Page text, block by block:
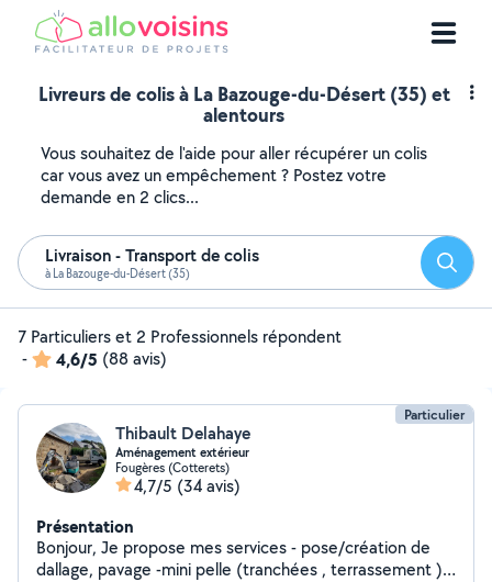
Livreurs de colis à La Bazouge-du-Désert (35) et
alentours
Vous souhaitez de l'aide pour aller récupérer un colis
car vous avez un empêchement ? Postez votre
demande en 2 clics...
Livraison - Transport de colis
à La Bazouge-du-Désert (35)
7 Particuliers et 2 Professionnels répondent
-
4,6/5 (88 avis)
Particulier
Thibault Delahaye
Aménagement extérieur
Fougères (Cotterets)
4,7/5 (34 avis)
Présentation
Bonjour, Je propose mes services - pose/création de
dallage, pavage -mini pelle (tranchées , terrassement )